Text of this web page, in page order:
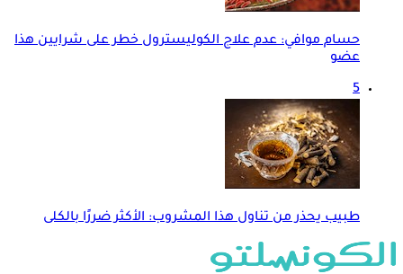
حسام موافي: عدم علاج الكوليسترول خطر على شرايين هذا
عضو
5
طبيب يحذر من تناول هذا المشروب: الأكثر ضررًا بالكلى